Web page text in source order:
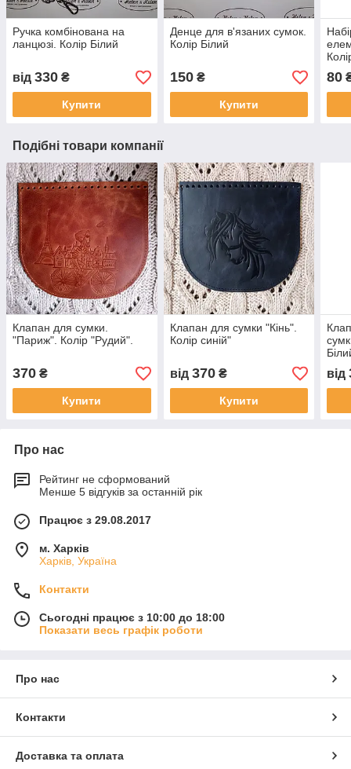
Ручка комбінована на
ланцюзі. Колір Білий
від 330 ₴
Купити
Денце для в'язаних сумок.
Колір Білий
150₴
Купити
80
Подібні товари компанії
Клапан для сумки.
"Париж". Колір "Рудий".
370 ₴
Купити
Клапан для сумки "Кiнь".
Колір синій"
від 370₴
Купити
від
Про нас
Рейтинг не сформований
Менше 5 відгуків за останній рік
Працює з 29.08.2017
м. Харків
Харків, Україна
Контакти
Сьогодні працює з 10:00 до 18:00
Показати весь графік роботи
Про нас
Контакти
Доставка та оплата